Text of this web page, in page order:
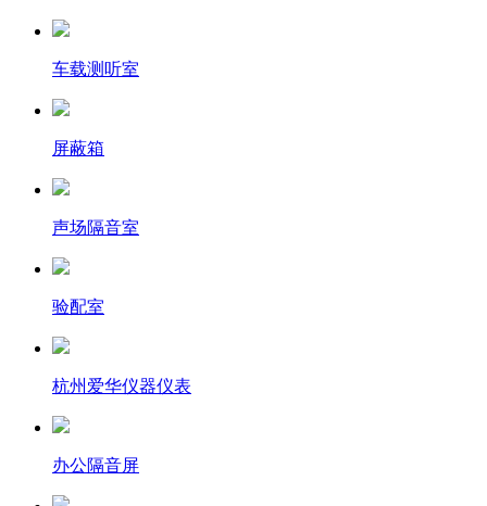
车载测听室
屏蔽箱
声场隔音室
验配室
杭州爱华仪器仪表
办公隔音屏